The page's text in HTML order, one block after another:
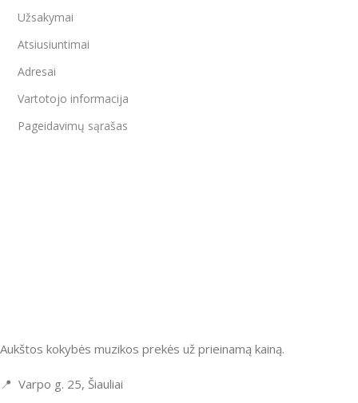
Užsakymai
Atsiusiuntimai
Adresai
Vartotojo informacija
Pageidavimų sąrašas
Aukštos kokybės muzikos prekės už prieinamą kainą.
📍 Varpo g. 25, Šiauliai